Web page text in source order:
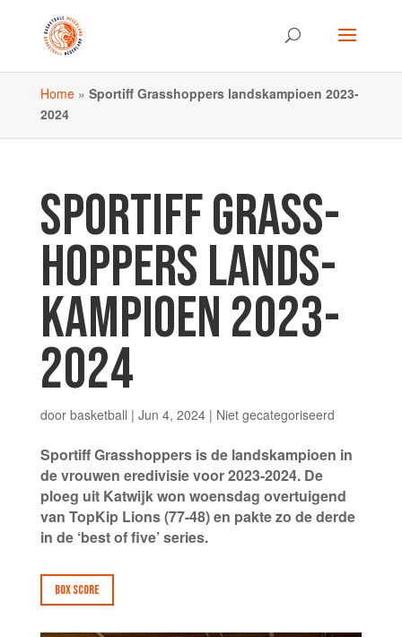
Home» Sportiff Grass­hoppers lands­kampioen 2023-
2024
SPORTIFF GRASS­
HOPPERS LANDS­
KAMPIOEN 2023-
2024
door basketball | Jun 4, 2024| Niet gecategoriseerd
Sportiff Grasshoppers is de landskampioen in
de vrouwen eredivisie voor 2023-2024. De
ploeg uit Katwijk won woensdag overtuigend
van TopKip Lions (77-48) en pakte zo de derde
in de ‘best of five’ series.
BOX SCORE